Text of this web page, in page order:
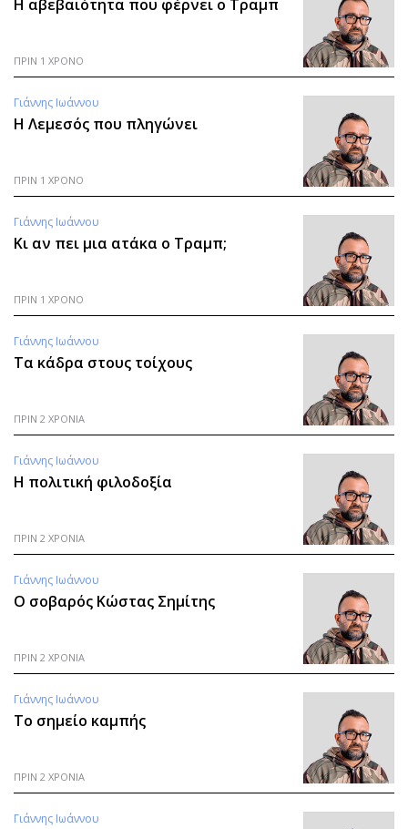
H αβεβαιότητα που φέρνει ο Τραμπ
ΠΡΙΝ 1 ΧΡΟΝΟ
Γιάννης Ιωάννου
Η Λεμεσός που πληγώνει
ΠΡΙΝ 1 ΧΡΟΝΟ
Γιάννης Ιωάννου
Κι αν πει μια ατάκα ο Τραμπ;
ΠΡΙΝ 1 ΧΡΟΝΟ
Γιάννης Ιωάννου
Τα κάδρα στους τοίχους
ΠΡΙΝ 2 ΧΡΟΝΙΑ
Γιάννης Ιωάννου
Η πολιτική φιλοδοξία
ΠΡΙΝ 2 ΧΡΟΝΙΑ
Γιάννης Ιωάννου
Ο σοβαρός Κώστας Σημίτης
ΠΡΙΝ 2 ΧΡΟΝΙΑ
Γιάννης Ιωάννου
Το σημείο καμπής
ΠΡΙΝ 2 ΧΡΟΝΙΑ
Γιάννης Ιωάννου